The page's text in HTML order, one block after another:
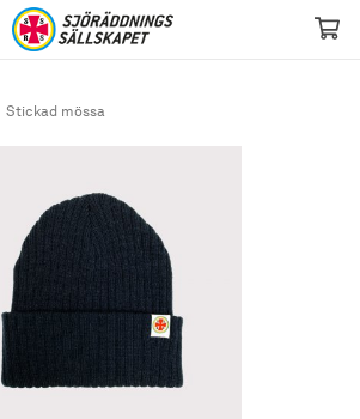
Stickad mössa